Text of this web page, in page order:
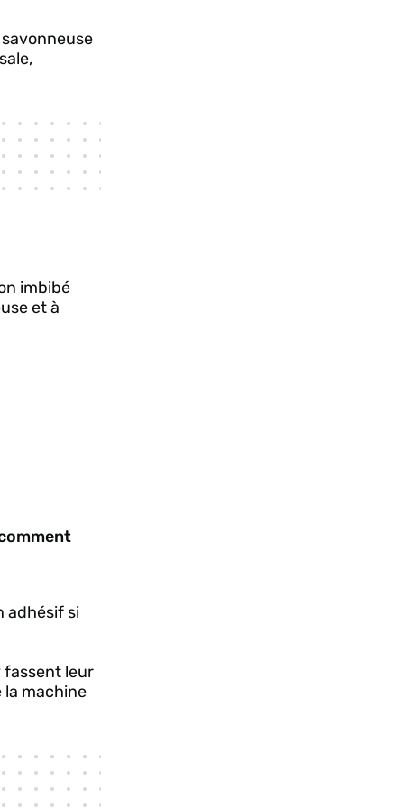
savonneuse
imbibé
et à
adhésif si
fassent leur
la machine